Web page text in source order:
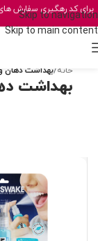
Skip to navigation
Skip to main content
برای کد رهگیری سفارش
خانه/بهداشت دهان
بهداشت